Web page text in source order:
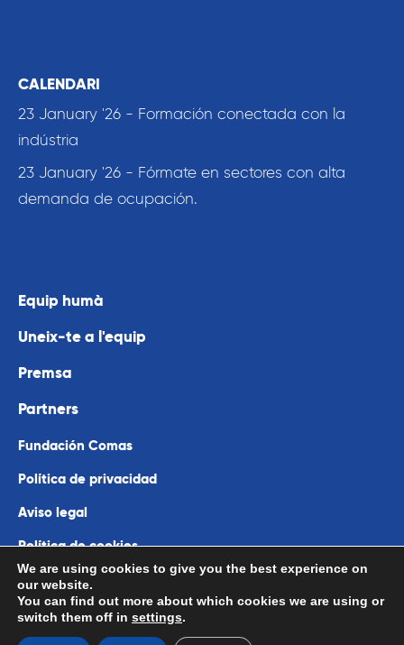
CALENDARI
23 January '26 - Formación conectada con la
indústria
23 January '26 - Fórmate en sectores con alta
demanda de ocupación.
Equip humà
Uneix-te a l'equip
Premsa
Partners
Fundación Comas
Política de privacidad
Aviso legal
Política de cookies
- 972 963 711
We are using cookies to give you the best experience on
our website.
You can find out more about which cookies we are using or
switch them off in settings.